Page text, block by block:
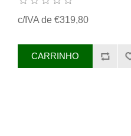
c/IVA de €319,80